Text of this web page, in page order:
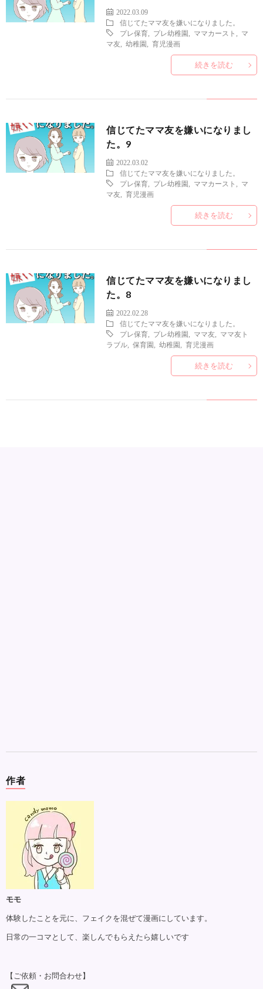
2022.03.09
信じてたママ友を嫌いになりました。
プレ保育
プレ幼稚園 ママカースト
マ
マ友 ,幼稚園 ,育児漫画
続きを読む
信じてたママ友を嫌いになりまし
た。9
2022.03.02
信じてたママ友を嫌いになりました。
プレ保育
プレ幼稚園 ママカースト
マ
マ友 ,育児漫画
続きを読む
信じてたママ友を嫌いになりまし
た。8
2022.02.28
信じてたママ友を嫌いになりました。
プレ保育
プレ幼稚園 ママ友
ママ友ト
ラブル ,保育園 ,幼稚園 ,育児漫画
続きを読む
作者
モモ
体験したことを元に、フェイクを混ぜて漫画にしています。
日常の一コマとして、楽しんでもらえたら嬉しいです
【ご依頼・お問合わせ】